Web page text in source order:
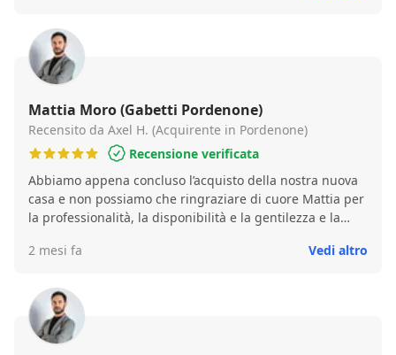
Mattia Moro (Gabetti Pordenone)
Recensito da Axel H. (Acquirente in Pordenone)
Recensione verificata
Abbiamo appena concluso l’acquisto della nostra nuova
casa e non possiamo che ringraziare di cuore Mattia per
la professionalità, la disponibilità e la gentilezza e la
2 mesi fa
Vedi altro